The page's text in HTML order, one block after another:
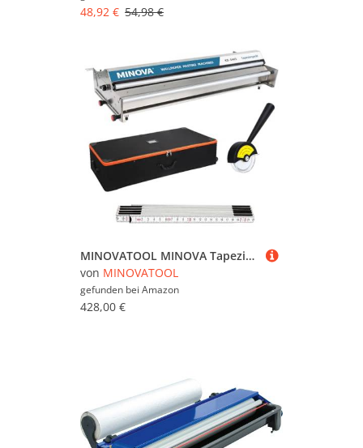
48,92 € 54,98 €
MINOVATOOL MINOVA Tapeziermaschine KD-5485 Kleistermaschine Arbeitsbreite 85cm
von MINOVATOOL
gefunden bei Amazon
428,00 €